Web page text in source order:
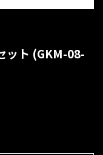
ット (GKM-08-